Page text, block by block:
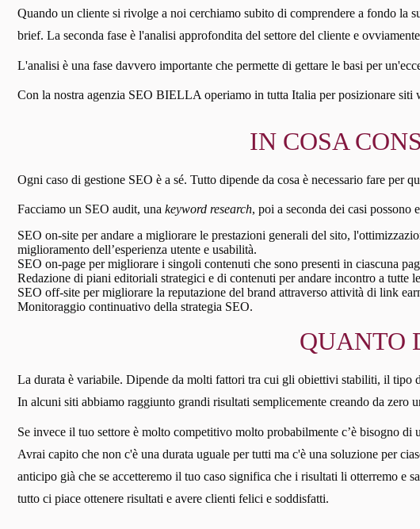
Quando un cliente si rivolge a noi cerchiamo subito di comprendere a fondo la
brief. La seconda fase è l'analisi approfondita del settore del cliente e
L'analisi è una fase davvero importante che permette di gettare le basi per
Con la nostra agenzia SEO BIELLA operiamo in tutta Italia per posizionare siti
IN COSA
Ogni caso di gestione SEO è a sé. Tutto dipende da cosa è necessario fare per
Facciamo un SEO audit, una keyword research, poi a seconda dei casi possono
SEO on-site per andare a migliorare le prestazioni generali del sito,
miglioramento dell’esperienza utente e usabilità.
SEO on-page per migliorare i singoli contenuti che sono presenti in ciascuna
Redazione di piani editoriali strategici e di contenuti per andare incontro a tutte
SEO off-site per migliorare la reputazione del brand attraverso attività di link
Monitoraggio continuativo della strategia SEO.
QUANTO
La durata è variabile. Dipende da molti fattori tra cui gli obiettivi stabiliti, il tipo
In alcuni siti abbiamo raggiunto grandi risultati semplicemente creando da
Se invece il tuo settore è molto competitivo molto probabilmente c’è bisogno di
Avrai capito che non c'è una durata uguale per tutti ma c'è una soluzione per
anticipo già che se accetteremo il tuo caso significa che i risultati li otterremo e
tutto ci piace ottenere risultati e avere clienti felici e soddisfatti.